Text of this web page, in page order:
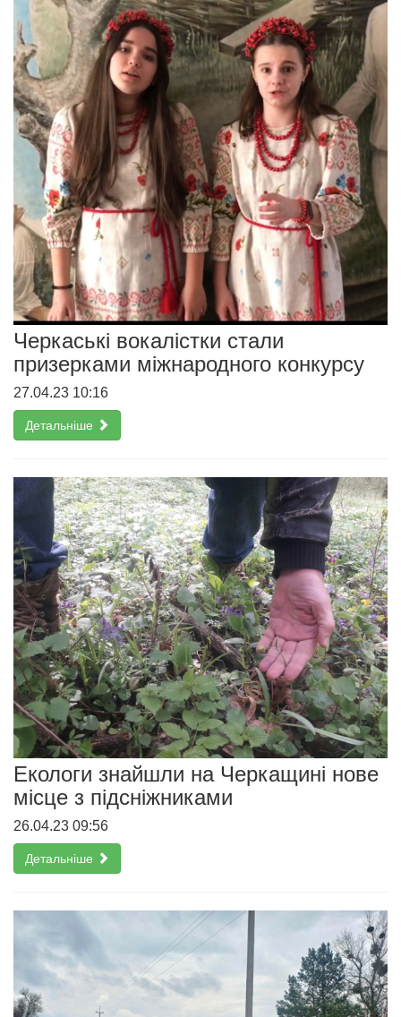
Черкаські вокалістки стали
призерками міжнародного конкурсу
27.04.23 10:16
Детальніше
Екологи знайшли на Черкащині нове
місце з підсніжниками
26.04.23 09:56
Детальніше